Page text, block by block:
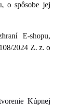
o spôsobe jej
E-shopu,
2024 Z. z. o
Kúpnej